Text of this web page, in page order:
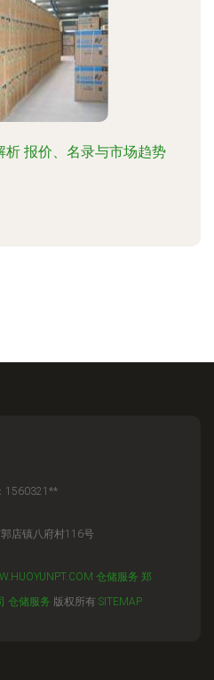
报价、名录与市场趋势
1560321**
店镇八府村116号
仓储服务 郑
仓储服务 版权所有 SITEMAP